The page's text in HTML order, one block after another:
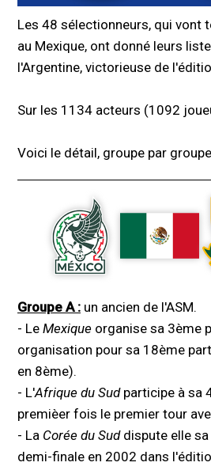
Les 48 sélectionneurs, qui vont
au Mexique, ont donné leurs
l'Argentine, victorieuse de
Sur les 1134 acteurs (1092
Voici le détail, groupe par
Groupe A : un ancien de l'ASM.
- Le Mexique organise sa 3ème
organisation pour sa 18ème
en 8ème).
- L'Afrique du Sudparticipe à sa
premièer fois le premier tour
- La Corée du Suddispute elle
demi-finale en 2002 dans